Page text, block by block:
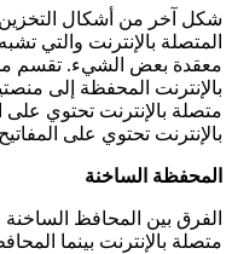
شكل آخر من أشكال التخزين
المتصلة بالإنترنت والتي
معقدة بعض الشيء. تقسم
بالإنترنت المحفظة إلى
متصلة بالإنترنت تحتوي
بالإنترنت تحتوي على
المحفظة الساخنة
الفرق بين المحافظ
متصلة بالإنترنت بينما